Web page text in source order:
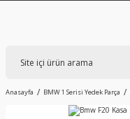
Anasayfa BMW 1 Serisi Yedek Parça